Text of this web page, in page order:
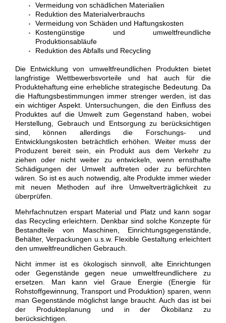
Vermeidung von schädlichen Materialien
Reduktion des Materialverbrauchs
Vermeidung von Schäden und Haftungskosten
Kostengünstige und umweltfreundliche
Produktionsabläufe
Reduktion des Abfalls und Recycling
Die Entwicklung von umweltfreundlichen Produkten bietet
langfristige Wettbewerbsvorteile und hat auch für die
Produktehaftung eine erhebliche strategische Bedeutung. Da
die Haftungsbestimmungen immer strenger werden, ist das
ein wichtiger Aspekt. Untersuchungen, die den Einfluss des
Produktes auf die Umwelt zum Gegenstand haben, wobei
Herstellung, Gebrauch und Entsorgung zu berücksichtigen
sind, können allerdings die Forschungs- und
Entwicklungskosten beträchtlich erhöhen. Weiter muss der
Produzent bereit sein, ein Produkt aus dem Verkehr zu
ziehen oder nicht weiter zu entwickeln, wenn ernsthafte
Schädigungen der Umwelt auftreten oder zu befürchten
wären. So ist es auch notwendig, alte Produkte immer wieder
mit neuen Methoden auf ihre Umweltverträglichkeit zu
überprüfen.
Mehrfachnutzen erspart Material und Platz und kann sogar
das Recycling erleichtern. Denkbar sind solche Konzepte für
Bestandteile von Maschinen, Einrichtungsgegenstände,
Behälter, Verpackungen u.s.w. Flexible Gestaltung erleichtert
den umweltfreundlichen Gebrauch.
Nicht immer ist es ökologisch sinnvoll, alte Einrichtungen
oder Gegenstände gegen neue umweltfreundlichere zu
ersetzen. Man kann viel Graue Energie (Energie für
Rohstoffgewinnung, Transport und Produktion) sparen, wenn
man Gegenstände möglichst lange braucht. Auch das ist bei
der Produkteplanung und in der Ökobilanz zu
berücksichtigen.